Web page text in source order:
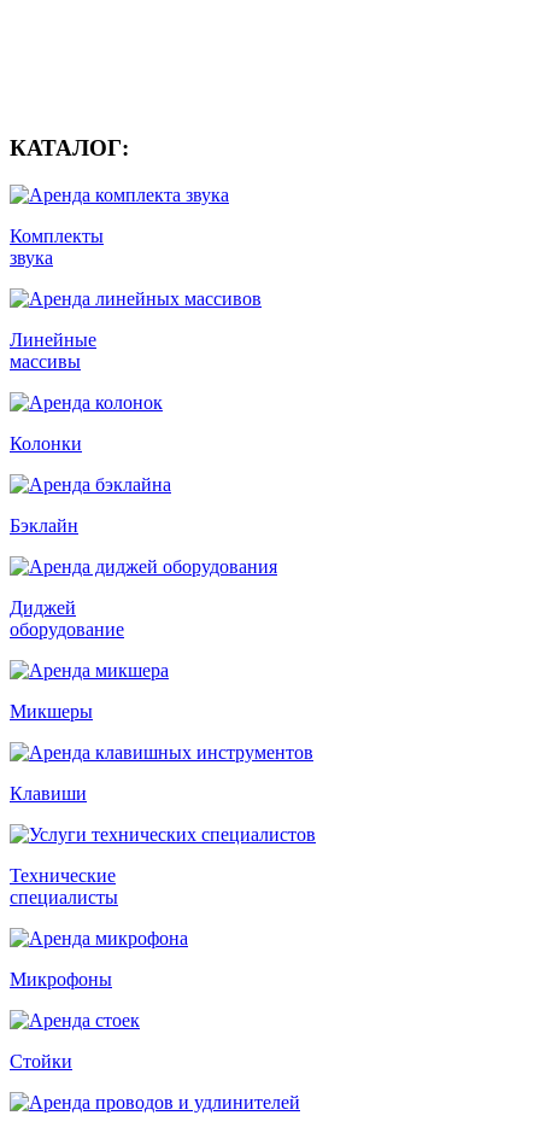
КАТАЛОГ:
Комплекты
звука
Линейные
массивы
Колонки
Бэклайн
Диджей
оборудование
Микшеры
Клавиши
Технические
специалисты
Микрофоны
Стойки